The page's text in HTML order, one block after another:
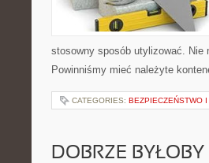
stosowny sposób utylizować. Nie
Powinniśmy mieć należyte
CATEGORIES: BEZPIECZEŃSTWO
DOBRZE